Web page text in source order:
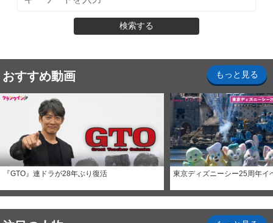
検索する
おすすめ動画 もっと見る
『GTO』連ドラが28年ぶり復活 東京ディズニーシー25周年イ